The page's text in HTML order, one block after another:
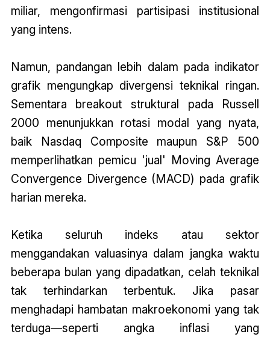
miliar, mengonfirmasi partisipasi institusional
yang intens.
Namun, pandangan lebih dalam pada indikator
grafik mengungkap divergensi teknikal ringan.
Sementara breakout struktural pada Russell
2000 menunjukkan rotasi modal yang nyata,
baik Nasdaq Composite maupun S&P 500
memperlihatkan pemicu 'jual' Moving Average
Convergence Divergence (MACD) pada grafik
harian mereka.
Ketika seluruh indeks atau sektor
menggandakan valuasinya dalam jangka waktu
beberapa bulan yang dipadatkan, celah teknikal
tak terhindarkan terbentuk. Jika pasar
menghadapi hambatan makroekonomi yang tak
terduga—seperti angka inflasi yang